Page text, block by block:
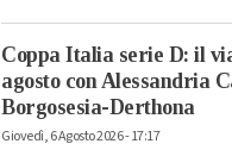
Coppa Italia serie D: il
agosto con Alessandria
Borgosesia-Derthona
Giovedì, 6 Agosto 2026 - 17:17